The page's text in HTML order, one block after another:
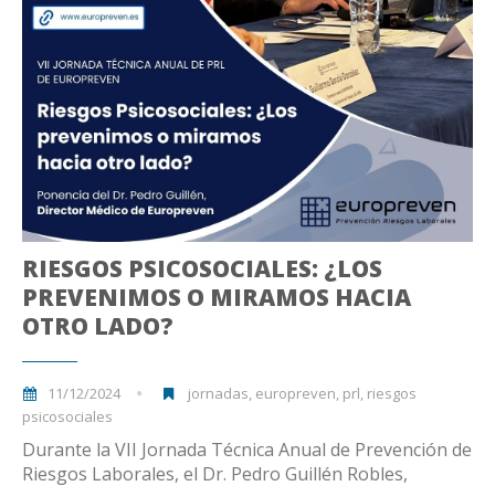
RIESGOS PSICOSOCIALES: ¿LOS
PREVENIMOS O MIRAMOS HACIA
OTRO LADO?
11/12/2024
jornadas, europreven, prl, riesgos
psicosociales
Durante la VII Jornada Técnica Anual de Prevención de
Riesgos Laborales, el Dr. Pedro Guillén Robles,